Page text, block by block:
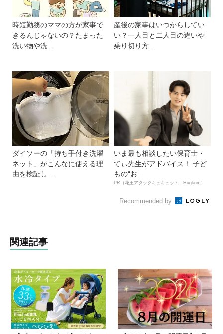
時短勤務のママの方が家事で
きるんじゃないの？たまった
洗い物や洗...
産後の家事はいつからしてい
い？一人目と二人目の違いや
乗り切り方...
ダイソーの「持ち手付き洗濯
ネット」がこんなに使える理
由を検証し...
いま最も相談したい保育士・
てぃ先生がアドバイス！ 子ど
もの“お...
PR（花王アタックキュキュット｜Hugkum）
Recommended by
関連記事